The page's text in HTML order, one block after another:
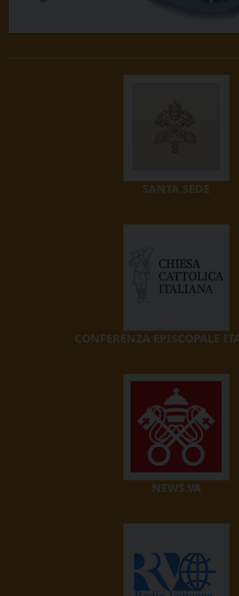
SANTA SEDE
CONFERENZA EPISCOPALE
NEWS.VA